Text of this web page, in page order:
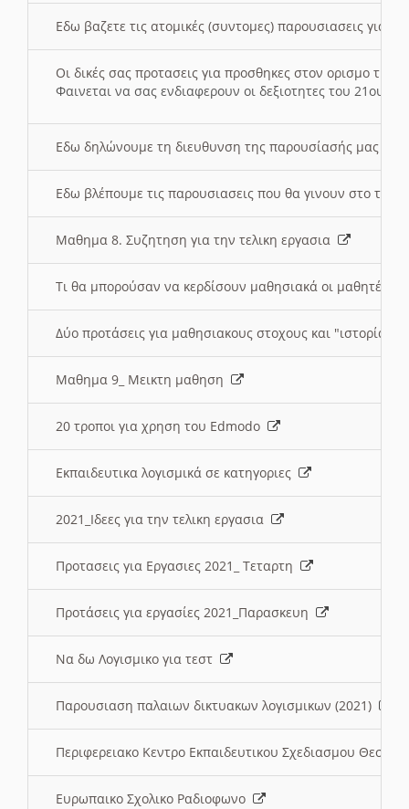
Εδω βαζετε τις ατομικές (συντομες) παρουσιασεις για
Οι δικές σας προτασεις για προσθηκες στον ορισμο
Φαινεται να σας ενδιαφερουν οι δεξιοτητες του 21ου
Εδω δηλώνουμε τη διευθυνση της παρουσίασής μας
Εδω βλέπουμε τις παρουσιασεις που θα γινουν στο
Μαθημα 8. Συζητηση για την τελικη εργασια
Τι θα μπορούσαν να κερδίσουν μαθησιακά οι μαθητές/
Δύο προτάσεις για μαθησιακους στοχους και "ιστορία"
Μαθημα 9_ Μεικτη μαθηση
20 τροποι για χρηση του Edmodo
Εκπαιδευτικα λογισμικά σε κατηγοριες
2021_Ιδεες για την τελικη εργασια
Προτασεις για Εργασιες 2021_ Τεταρτη
Προτάσεις για εργασίες 2021_Παρασκευη
Να δω Λογισμικο για τεστ
Παρουσιαση παλαιων δικτυακων λογισμικων (2021)
Περιφερειακο Κεντρο Εκπαιδευτικου Σχεδιασμου
Ευρωπαικο Σχολικο Ραδιοφωνο